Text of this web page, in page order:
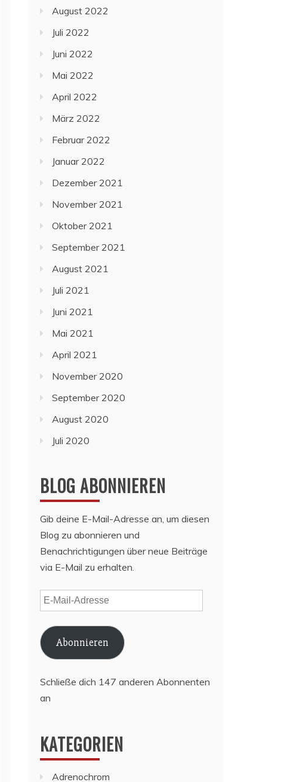
August 2022
Juli 2022
Juni 2022
Mai 2022
April 2022
März 2022
Februar 2022
Januar 2022
Dezember 2021
November 2021
Oktober 2021
September 2021
August 2021
Juli 2021
Juni 2021
Mai 2021
April 2021
November 2020
September 2020
August 2020
Juli 2020
BLOG ABONNIEREN
Gib deine E-Mail-Adresse an, um diesen
Blog zu abonnieren und
Benachrichtigungen über neue Beiträge
via E-Mail zu erhalten.
E-
Mail-
Adresse
Abonnieren
Schließe dich 147 anderen Abonnenten
an
KATEGORIEN
Adrenochrom